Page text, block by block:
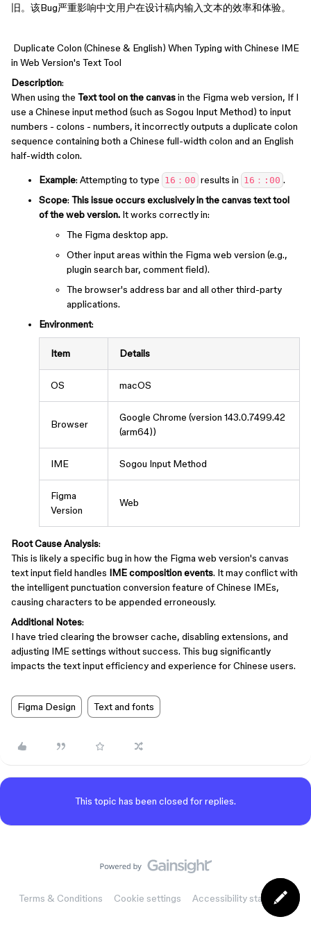
旧。该Bug严重影响中文用户在设计稿内输入文本的效率和体验。
Duplicate Colon (Chinese & English) When Typing with Chinese IME
in Web Version's Text Tool
Description:
When using the Text tool on the canvasin the Figma web version, If I
use a Chinese input method (such as Sogou Input Method) to input
numbers - colons - numbers, it incorrectly outputs a duplicate colon
sequence containing both a Chinese full-width colon and an English
half-width colon.
Example: Attempting to type 16：00 results in 16：:00 .
Scope: This issue occurs exclusively in the canvas text tool
of the web version. It works correctly in:
The Figma desktop app.
Other input areas within the Figma web version (e.g.,
plugin search bar, comment field).
The browser's address bar and all other third-party
applications.
Environment:
Item Details
OS macOS
Browser
Google Chrome (version 143.0.7499.42
(arm64))
IME Sogou Input Method
Figma
Version
Web
Root Cause Analysis:
This is likely a specific bug in how the Figma web version's canvas
text input field handles IME composition events. It may conflict with
the intelligent punctuation conversion feature of Chinese IMEs,
causing characters to be appended erroneously.
Additional Notes:
I have tried clearing the browser cache, disabling extensions, and
adjusting IME settings without success. This bug significantly
impacts the text input efficiency and experience for Chinese users.
Figma Design Text and fonts
This topic has been closed for replies.
Terms & Conditions Cookie settings Accessibility statement